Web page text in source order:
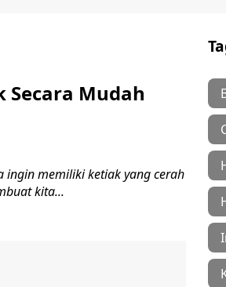
Secara Mudah
ingin memiliki ketiak yang cerah
kita...